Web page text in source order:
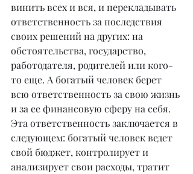
винить всех и вся, и перекладывать
ответственность за последствия
своих решений на других: на
обстоятельства, государство,
работодателя, родителей или кого-
то еще. А богатый человек берет
всю ответственность за свою жизнь
и за ее финансовую сферу на себя.
Эта ответственность заключается в
следующем: богатый человек ведет
свой бюджет, контролирует и
анализирует свои расходы, тратит